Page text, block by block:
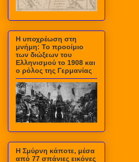
Η υποχρέωση στη
μνήμη: Το προοίμιο
των διώξεων του
Ελληνισμού το 1908 και
ο ρόλος της Γερμανίας
Η Σμύρνη κάποτε, μέσα
από 77 σπάνιες εικόνες